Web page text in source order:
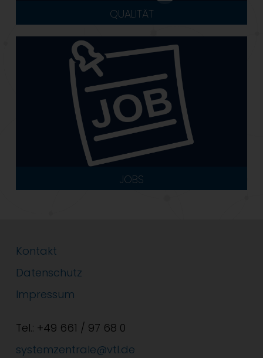
QUALITÄT
JOBS
Kontakt
Datenschutz
Impressum
Tel.: +49 661 / 97 68 0
systemzentrale@vtl.de